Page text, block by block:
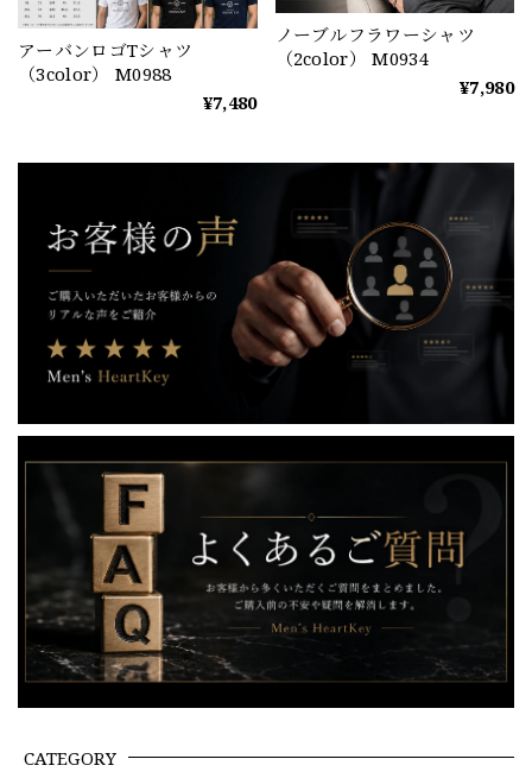
CATEGORY
アーバンロゴTシャツ
（3color） M0988
¥7,480
ノーブルフラワーシャツ
（2color） M0934
¥7,980